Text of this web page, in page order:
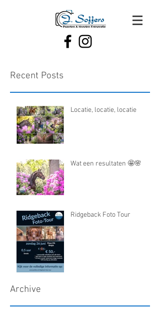
Recent Posts
Locatie, locatie, locatie
Wat een resultaten 🤩🌸
Ridgeback Foto Tour
Archive